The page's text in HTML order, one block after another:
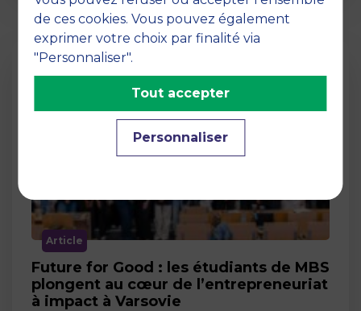
Article
Future for Good : les étudiants de MBS
plongent au cœur de l’entrepreneuriat
à impact à Varsovie
de ces cookies. Vous pouvez également
exprimer votre choix par finalité via
"Personnaliser".
Personnaliser
Tout accepter